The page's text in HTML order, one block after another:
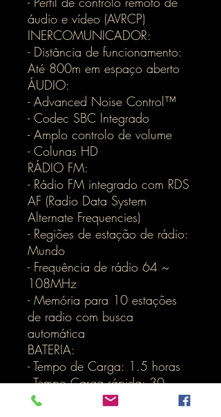
áudio e vídeo (AVRCP)
INERCOMUNICADOR:
- Distância de funcionamento:
Até 800m em espaço aberto
ÁUDIO:
- Advanced Noise Control™
- Codec SBC Integrado
- Amplo controlo de volume
- Colunas HD
RÁDIO FM:
- Rádio FM integrado com RDS
AF (Radio Data System
Alternate Frequencies)
- Regiões de estação de rádio:
Mundo
- Frequência de rádio 64 ~
108MHz
- Memória para 10 estações
de radio com busca
automática
BATERIA:
- Tempo de Carga: 1.5 horas
- Tempo Carga rápida: 30
minutos igual a 4 horas de